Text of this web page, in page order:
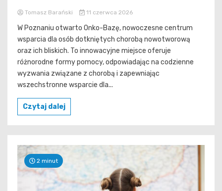
Tomasz Barański 11 czerwca 2026
W Poznaniu otwarto Onko-Bazę, nowoczesne centrum
wsparcia dla osób dotkniętych chorobą nowotworową
oraz ich bliskich. To innowacyjne miejsce oferuje
różnorodne formy pomocy, odpowiadając na codzienne
wyzwania związane z chorobą i zapewniając
wszechstronne wsparcie dla...
Czytaj dalej
2 minut